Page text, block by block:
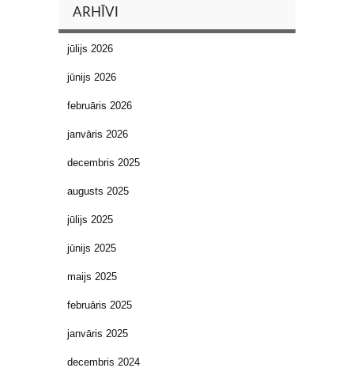
ARHĪVI
jūlijs 2026
jūnijs 2026
februāris 2026
janvāris 2026
decembris 2025
augusts 2025
jūlijs 2025
jūnijs 2025
maijs 2025
februāris 2025
janvāris 2025
decembris 2024